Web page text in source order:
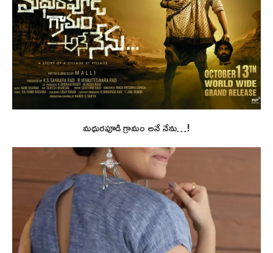
మధురపూడి గ్రామం అనే నేను…!